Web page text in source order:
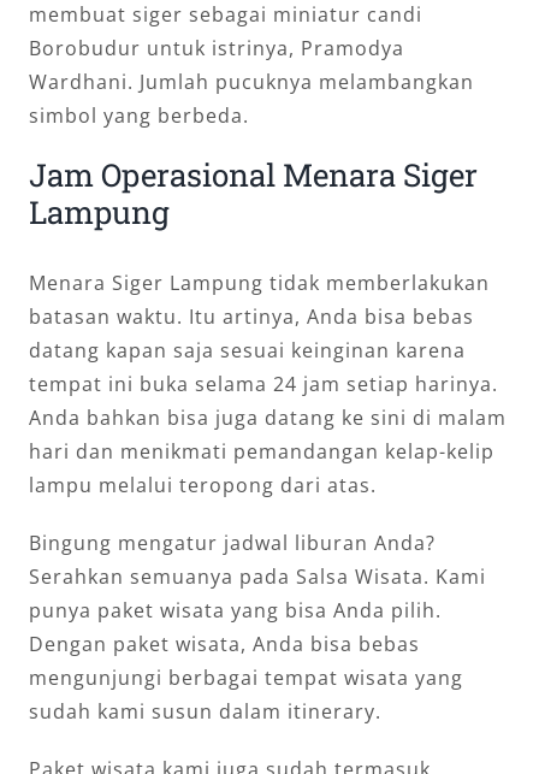
membuat siger sebagai miniatur candi
Borobudur untuk istrinya, Pramodya
Wardhani. Jumlah pucuknya melambangkan
simbol yang berbeda.
Jam Operasional Menara Siger
Lampung
Menara Siger Lampung tidak memberlakukan
batasan waktu. Itu artinya, Anda bisa bebas
datang kapan saja sesuai keinginan karena
tempat ini buka selama 24 jam setiap harinya.
Anda bahkan bisa juga datang ke sini di malam
hari dan menikmati pemandangan kelap-kelip
lampu melalui teropong dari atas.
Bingung mengatur jadwal liburan Anda?
Serahkan semuanya pada Salsa Wisata. Kami
punya paket wisata yang bisa Anda pilih.
Dengan paket wisata, Anda bisa bebas
mengunjungi berbagai tempat wisata yang
sudah kami susun dalam itinerary.